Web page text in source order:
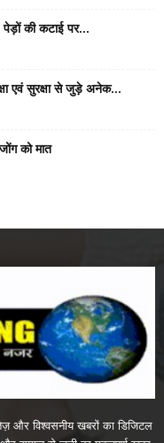
की कटाई पर...
एवं सुरक्षा से जुड़े अनेक...
को मात
और विश्वसनीय खबरों का डिजिटल